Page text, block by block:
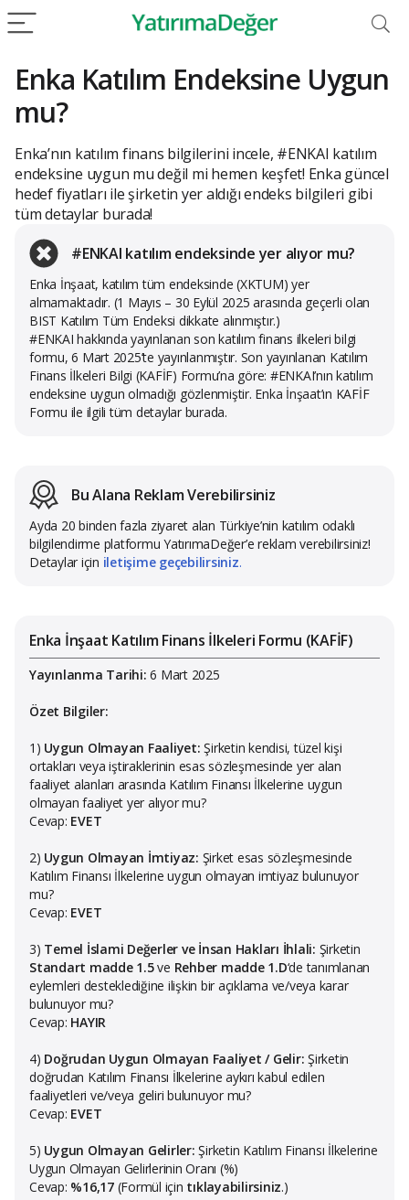
Enka Katılım Endeksine Uygun
mu?
Enka’nın katılım finans bilgilerini incele, #ENKAI katılım
endeksine uygun mu değil mi hemen keşfet! Enka güncel
hedef fiyatları ile şirketin yer aldığı endeks bilgileri gibi
tüm detaylar burada!
#ENKAI katılım endeksinde yer alıyor mu?
Enka İnşaat, katılım tüm endeksinde (XKTUM) yer
almamaktadır. (1 Mayıs – 30 Eylül 2025 arasında geçerli olan
BIST Katılım Tüm Endeksi dikkate alınmıştır.)
#ENKAI hakkında yayınlanan son katılım finans ilkeleri bilgi
formu, 6 Mart 2025’te yayınlanmıştır. Son yayınlanan Katılım
Finans İlkeleri Bilgi (KAFİF) Formu’na göre: #ENKAI’nın katılım
endeksine uygun olmadığı gözlenmiştir. Enka İnşaat’ın KAFİF
Formu ile ilgili tüm detaylar burada.
Bu Alana Reklam Verebilirsiniz
Ayda 20 binden fazla ziyaret alan Türkiye’nin katılım odaklı
bilgilendirme platformu YatırımaDeğer’e reklam verebilirsiniz!
Detaylar için iletişime geçebilirsiniz.
Enka İnşaat Katılım Finans İlkeleri Formu (KAFİF)
Yayınlanma Tarihi: 6 Mart 2025
Özet Bilgiler:
1) Uygun Olmayan Faaliyet: Şirketin kendisi, tüzel kişi
ortakları veya iştiraklerinin esas sözleşmesinde yer alan
faaliyet alanları arasında Katılım Finansı İlkelerine uygun
olmayan faaliyet yer alıyor mu?
Cevap: EVET
2) Uygun Olmayan İmtiyaz: Şirket esas sözleşmesinde
Katılım Finansı İlkelerine uygun olmayan imtiyaz bulunuyor
mu?
Cevap: EVET
3) Temel İslami Değerler ve İnsan Hakları İhlali: Şirketin
Standart madde 1.5ve Rehber madde 1.D‘de tanımlanan
eylemleri desteklediğine ilişkin bir açıklama ve/veya karar
bulunuyor mu?
Cevap: HAYIR
4) Doğrudan Uygun Olmayan Faaliyet / Gelir: Şirketin
doğrudan Katılım Finansı İlkelerine aykırı kabul edilen
faaliyetleri ve/veya geliri bulunuyor mu?
Cevap: EVET
5) Uygun Olmayan Gelirler: Şirketin Katılım Finansı İlkelerine
Uygun Olmayan Gelirlerinin Oranı (%)
Cevap: %16,17(Formül için tıklayabilirsiniz.)